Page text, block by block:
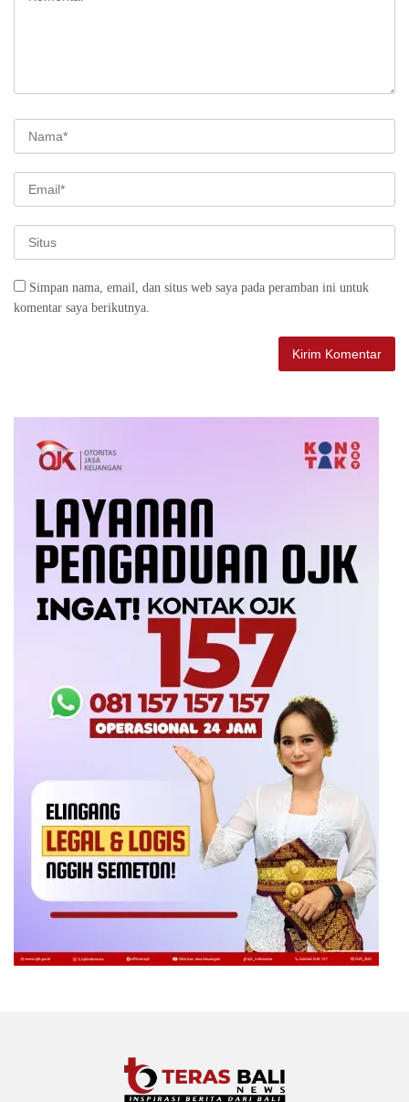
Simpan nama, email, dan situs web saya pada peramban ini untuk
komentar saya berikutnya.